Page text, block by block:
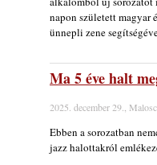
napon született
ünnepli zene
Ma 5 éve halt
2025. december 29.,
Ebben a sorozatban
jazz halottakról